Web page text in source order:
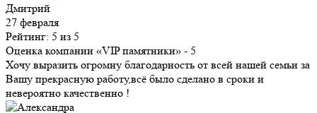
Дмитрий
27 февраля
Рейтинг: 5 из 5
Оценка компании «VIP памятники» - 5
Хочу выразить огромну благодарность от всей нашей семьи за
Вашу прекрасную работу,всё было сделано в сроки и
невероятно качественно !